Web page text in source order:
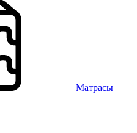
Матрасы